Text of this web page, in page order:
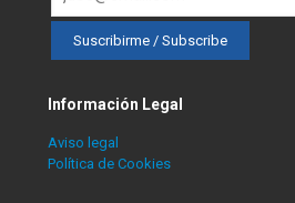
Información Legal
Aviso legal
Política de Cookies